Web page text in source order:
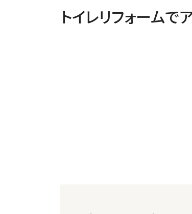
トイレリフォーム